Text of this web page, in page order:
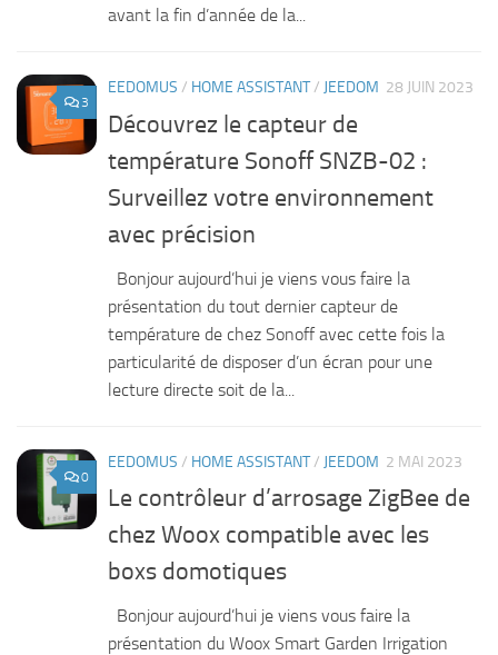
avant la fin d’année de la...
3
EEDOMUS / HOME ASSISTANT/ JEEDOM 28 JUIN 2023
Découvrez le capteur de
température Sonoff SNZB-02 :
Surveillez votre environnement
avec précision
Bonjour aujourd’hui je viens vous faire la
présentation du tout dernier capteur de
température de chez Sonoff avec cette fois la
particularité de disposer d’un écran pour une
lecture directe soit de la...
0
EEDOMUS / HOME ASSISTANT/ JEEDOM 2 MAI 2023
Le contrôleur d’arrosage ZigBee de
chez Woox compatible avec les
boxs domotiques
Bonjour aujourd’hui je viens vous faire la
présentation du Woox Smart Garden Irrigation